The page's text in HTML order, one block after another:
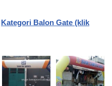
Kategori Balon Gate (klik